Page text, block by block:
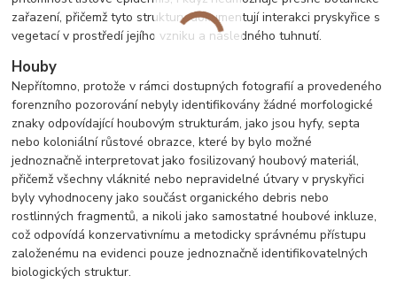
zařazení, přičemž tyto struktury dokumentují interakci pryskyřice s
vegetací v prostředí jejího vzniku a následného tuhnutí.
Houby
Nepřítomno, protože v rámci dostupných fotografií a provedeného
forenzního pozorování nebyly identifikovány žádné morfologické
znaky odpovídající houbovým strukturám, jako jsou hyfy, septa
nebo koloniální růstové obrazce, které by bylo možné
jednoznačně interpretovat jako fosilizovaný houbový materiál,
přičemž všechny vláknité nebo nepravidelné útvary v pryskyřici
byly vyhodnoceny jako součást organického debris nebo
rostlinných fragmentů, a nikoli jako samostatné houbové inkluze,
což odpovídá konzervativnímu a metodicky správnému přístupu
založenému na evidenci pouze jednoznačně identifikovatelných
biologických struktur.